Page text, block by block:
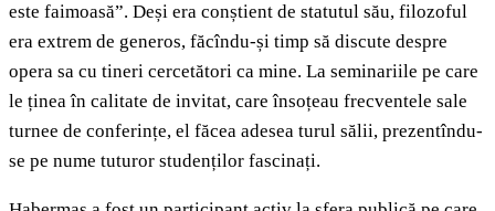
este faimoasă”. Deși era conștient de statutul său, filozoful
era extrem de generos, făcîndu-și timp să discute despre
opera sa cu tineri cercetători ca mine. La seminariile pe care
le ținea în calitate de invitat, care însoțeau frecventele sale
turnee de conferințe, el făcea adesea turul sălii, prezentîndu-
se pe nume tuturor studenților fascinați.